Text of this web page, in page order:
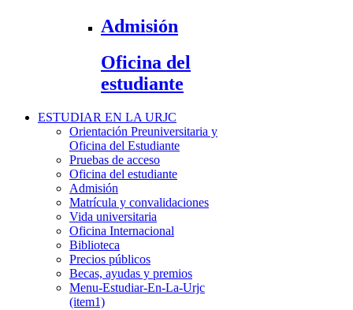
Admisión
Oficina del
estudiante
ESTUDIAR EN LA URJC
Orientación Preuniversitaria y
Oficina del Estudiante
Pruebas de acceso
Oficina del estudiante
Admisión
Matrícula y convalidaciones
Vida universitaria
Oficina Internacional
Biblioteca
Precios públicos
Becas, ayudas y premios
Menu-Estudiar-En-La-Urjc
(item1)